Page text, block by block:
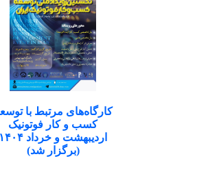
کارگاه‌های مرتبط با توسعه
کسب و کار فوتونیک
اردیبهشت و خرداد ۱۴۰۴
(برگزار شد)